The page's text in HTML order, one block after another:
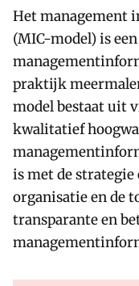
Het management
(MIC-model) is
praktijk
model bestaat uit
kwalitatief
is met de strategie
organisatie en de
transparante en